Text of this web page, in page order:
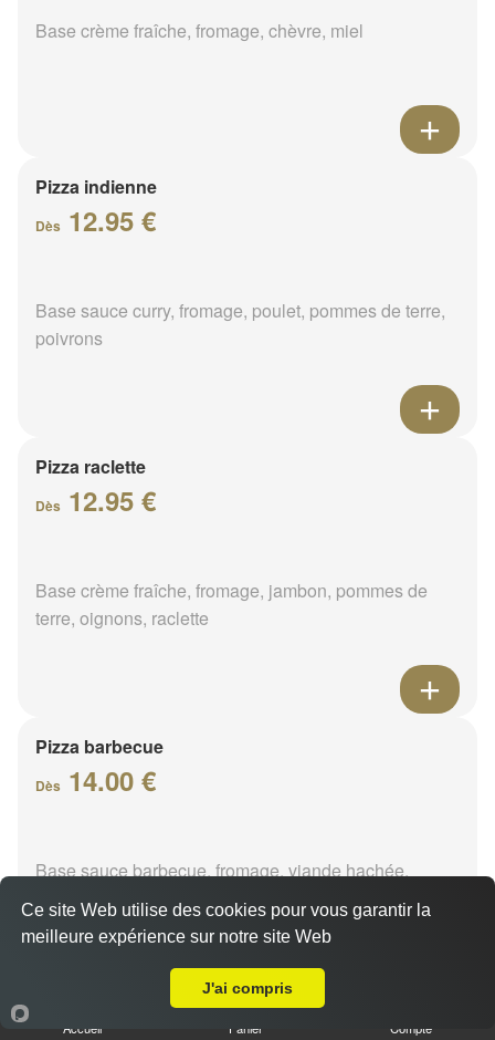
Base crème fraîche, fromage, chèvre, miel
Pizza indienne
Dès 12.95 €
Base sauce curry, fromage, poulet, pommes de terre,
poivrons
Pizza raclette
Dès 12.95 €
Base crème fraîche, fromage, jambon, pommes de
terre, oignons, raclette
Pizza barbecue
Dès 14.00 €
Base sauce barbecue, fromage, viande hachée,
poivrons, chorizo
Pizza cannibale
Accueil Panier Compte
Ce site Web utilise des cookies pour vous garantir la
meilleure expérience sur notre site Web
J'ai compris